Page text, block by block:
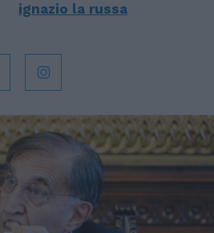
ignazio la russa